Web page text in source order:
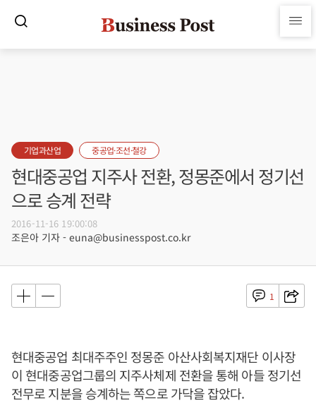
기업과산업 중공업·조선·철강
현대중공업 지주사 전환, 정몽준에서 정기선
으로 승계 전략
2016-11-16 19:00:08
조은아 기자 - euna@businesspost.co.kr
1
현대중공업 최대주주인 정몽준 아산사회복지재단 이사장
이 현대중공업그룹의 지주사체제 전환을 통해 아들 정기선
전무로 지분을 승계하는 쪽으로 가닥을 잡았다.